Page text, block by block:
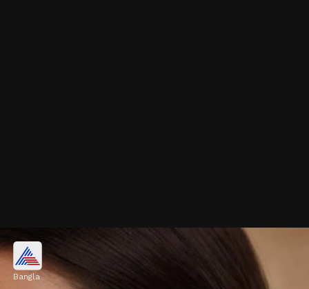
মুক্তো কুন্দন কানের দুলের ডিজাইন
কাশ্মীরি মুক্তো কুন্দন কানের দুলের এই ডিজাইনে
Bangla